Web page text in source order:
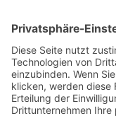
Suche